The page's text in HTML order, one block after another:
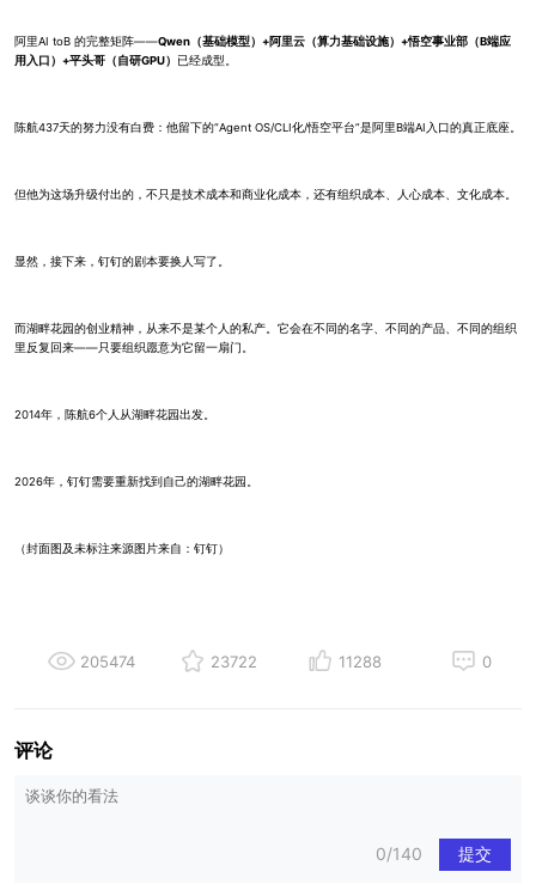
阿里AI toB 的完整矩阵——Qwen（基础模型）+阿里云（算力基础设施）+悟空事业部（B端应
用入口）+平头哥（自研GPU） 已经成型。
陈航437天的努力没有白费：他留下的“Agent OS/CLI化/悟空平台”是阿里B端AI入口的真正底座。
但他为这场升级付出的，不只是技术成本和商业化成本，还有组织成本、人心成本、文化成本。
显然，接下来，钉钉的剧本要换人写了。
而湖畔花园的创业精神，从来不是某个人的私产。它会在不同的名字、不同的产品、不同的组织
里反复回来——只要组织愿意为它留一扇门。
2014年，陈航6个人从湖畔花园出发。
2026年，钉钉需要重新找到自己的湖畔花园。
（封面图及未标注来源图片来自：钉钉）
205474 23722 11288 0
评论
0/140 提交